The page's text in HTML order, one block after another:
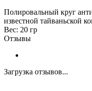
Полировальный круг
известной тайваньской
Вес: 20 гр
Отзывы
Загрузка отзывов...